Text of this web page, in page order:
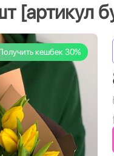
[артикул
кешбек 30%